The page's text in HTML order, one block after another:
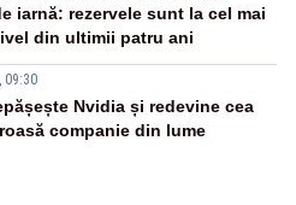
iarnă: rezervele sunt la cel mai
din ultimii patru ani
09:30
Nvidia și redevine cea
companie din lume